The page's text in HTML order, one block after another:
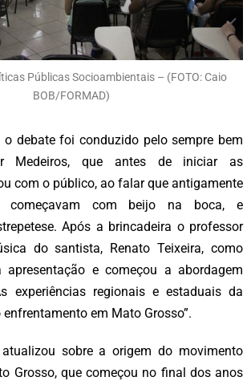
Públicas Socioambientais – (FOTO: Caio
BOB/FORMAD)
o debate foi conduzido pelo sempre bem
Medeiros, que antes de iniciar as
com o público, ao falar que antigamente
começavam com beijo na boca, e
Após a brincadeira o professor
do santista, Renato Teixeira, como
e começou a abordagem
experiências regionais e estaduais da
em Mato Grosso”.
sobre a origem do movimento
Grosso, que começou no final dos anos